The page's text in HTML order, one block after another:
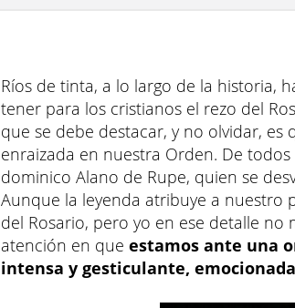
Ríos de tinta, a lo largo de la historia,
tener para los cristianos el rezo del
que se debe destacar, y no olvidar,
enraizada en nuestra Orden. De
dominico Alano de Rupe, quien se
Aunque la leyenda atribuye a nuestro
del Rosario, pero yo en ese detalle
atención en que estamos ante una
intensa y gesticulante,